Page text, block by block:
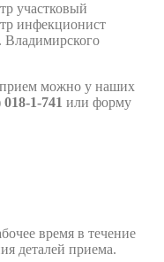
участковый
инфекционист
прием можно у наших
018-1-741 или форму
время в течение
деталей приема.